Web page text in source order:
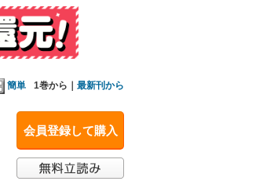
簡単 1巻から｜ 最新刊から
会員登録して購入